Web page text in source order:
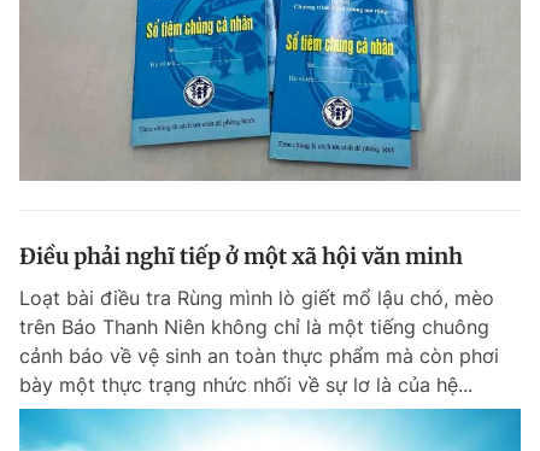
Điều phải nghĩ tiếp ở một xã hội văn minh
Loạt bài điều tra Rùng mình lò giết mổ lậu chó, mèo
trên Báo Thanh Niên không chỉ là một tiếng chuông
cảnh báo về vệ sinh an toàn thực phẩm mà còn phơi
bày một thực trạng nhức nhối về sự lơ là của hệ...